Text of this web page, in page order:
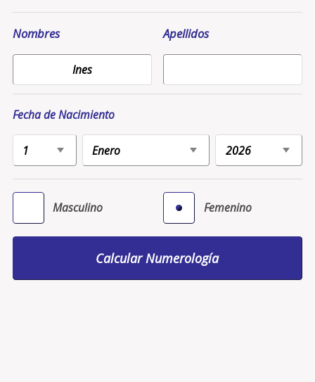
Nombres Apellidos
Fecha de Nacimiento
Masculino Femenino